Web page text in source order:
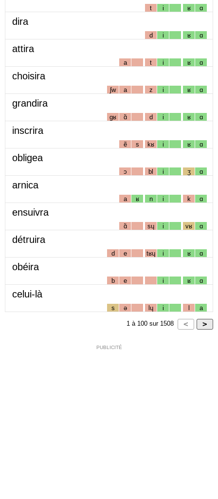
t i ʁ ɑ
dira
d i ʁ ɑ
attira
a t i ʁ ɑ
choisira
ʃw a z i ʁ ɑ
grandira
gʁ ɑ̃ d i ʁ ɑ
inscrira
ẽ s kʁ i ʁ ɑ
obligea
ɔ bl i ʒ ɑ
arnica
a ʁ n i k ɑ
ensuivra
ɑ̃ sɥ i vʁ ɑ
détruira
d e tʁɥ i ʁ ɑ
obéira
b e i ʁ ɑ
celui-là
s ə lɥ i l a
1 à 100 sur 1508
PUBLICITÉ